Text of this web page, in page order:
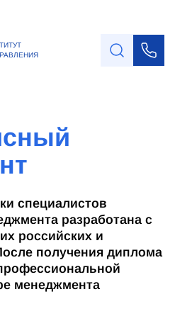
специалистов
разработана с
российских и
получения диплома
менеджмента